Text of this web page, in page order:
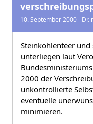
10. September 2000 - Dr.
Steinkohlenteer und
unterliegen laut
2000 der
unkontrollierte
eventuelle
minimieren.